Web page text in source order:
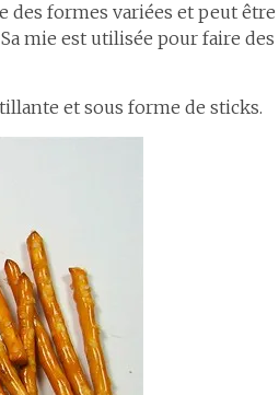
des formes variées et peut être
mie est utilisée pour faire des
et sous forme de sticks.